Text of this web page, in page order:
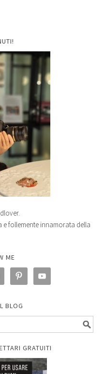
e follemente innamorata della
ME
BLOG
GRATUITI